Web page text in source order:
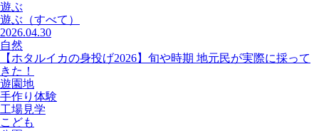
遊ぶ
遊ぶ （すべて）
2026.04.30
自然
【ホタルイカの身投げ2026】旬や時期 地元民が実際に採って
きた！
遊園地
手作り体験
工場見学
こども